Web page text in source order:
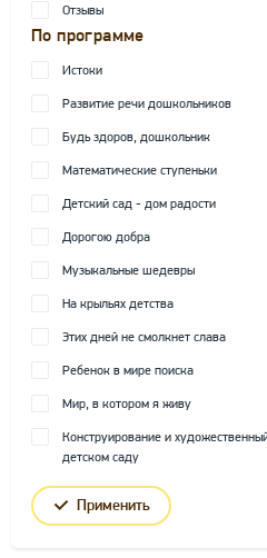
Отзывы
По программе
Истоки
Развитие речи дошкольников
Будь здоров, дошкольник
Математические ступеньки
Детский сад - дом радости
Дорогою добра
Музыкальные шедевры
На крыльях детства
Этих дней не смолкнет слава
Ребенок в мире поиска
Мир, в котором я живу
Конструирование и
детском саду
Применить